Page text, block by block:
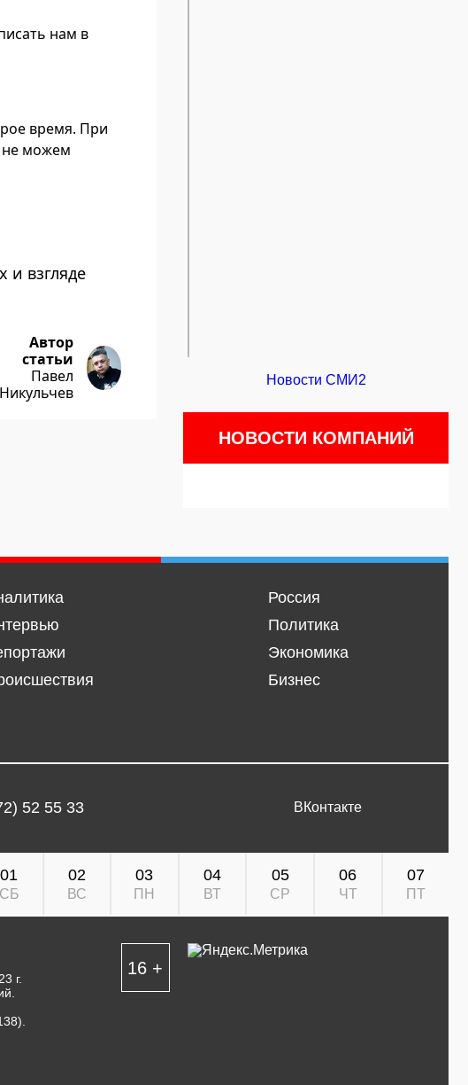
нам в
время. При
не можем
и взгляде
Автор
статьи
Павел
Никульчев
Новости СМИ2
НОВОСТИ КОМПАНИЙ
Россия
Политика
Экономика
Бизнес
52 55 33 ВКонтакте
01
СБ
02
ВС
03
ПН
04
ВТ
05
СР
06
ЧТ
07
ПТ
г.
16 +